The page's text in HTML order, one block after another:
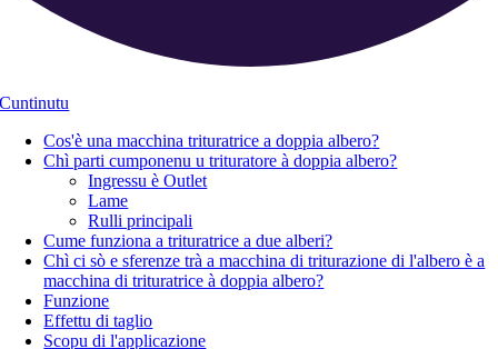
Cuntinutu
Cos'è una macchina trituratrice a doppia albero?
Chì parti cumponenu u trituratore à doppia albero?
Ingressu è Outlet
Lame
Rulli principali
Cume funziona a trituratrice a due alberi?
Chì ci sò e sferenze trà a macchina di triturazione di l'albero è a
macchina di trituratrice à doppia albero?
Funzione
Effettu di taglio
Scopu di l'applicazione